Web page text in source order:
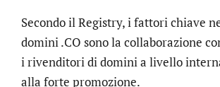
Secondo il Registry, i fattori chiave
domini .CO sono la collaborazione
i rivenditori di domini a livello
alla forte promozione.